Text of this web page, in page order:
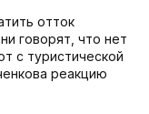
отток
говорят, что нет
с туристической
реакцию